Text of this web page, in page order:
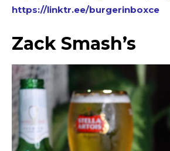
https://linktr.ee/burgerinboxce
Zack Smash’s